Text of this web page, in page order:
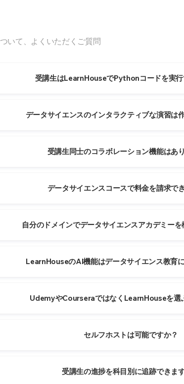
いて、よくいただくご質問
受講生はLearnHouseでPythonコードを実行
データサイエンスのインタラクティブな演習は
受講生同士のコラボレーション機能はあ
データサイエンスコースで料金を請求で
自分のドメインでデータサイエンスアカデミーを
LearnHouseのAI機能はデータサイエンス教育
UdemyやCourseraではなくLearnHouseを選
セルフホストは可能ですか？
受講生の進捗を科目別に追跡できま